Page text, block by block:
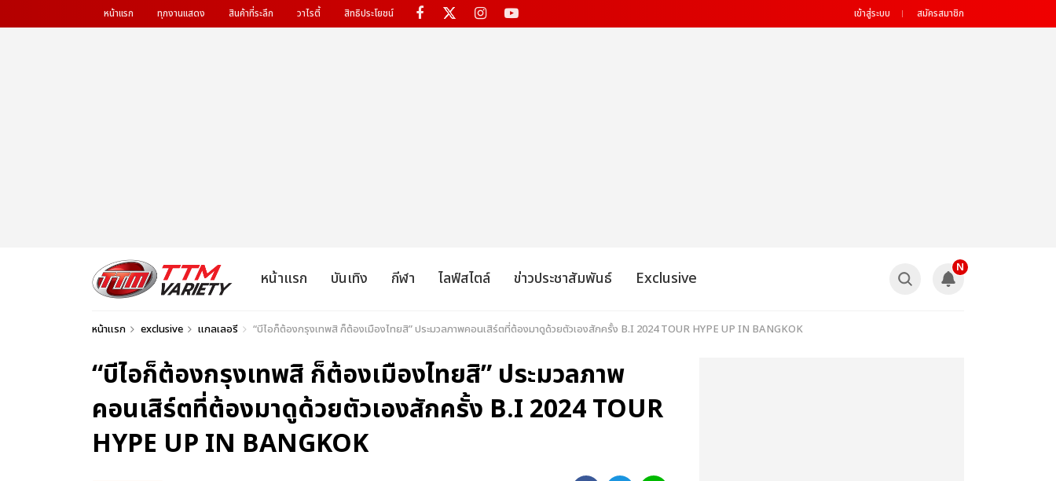
หน้าแรก ทุกงานแสดง สินค้าที่ระลึก วาไรตี้ สิทธิประโยชน์ เข้าสู่ระบบ สมัครสมาชิก
หน้าแรก บันเทิง กีฬา ไลฟ์สไตล์ ข่าวประชาสัมพันธ์ Exclusive
N
หน้าแรก exclusive แกลเลอรี “บีไอก็ต้องกรุงเทพสิ ก็ต้องเมืองไทยสิ” ประมวลภาพคอนเสิร์ตที่ต้องมาดูด้วยตัวเองสักครั้ง B.I 2024 TOUR HYPE UP IN BANGKOK
“บีไอก็ต้องกรุงเทพสิ ก็ต้องเมืองไทยสิ” ประมวลภาพ
คอนเสิร์ตที่ต้องมาดูด้วยตัวเองสักครั้ง B.I 2024 TOUR
HYPE UP IN BANGKOK